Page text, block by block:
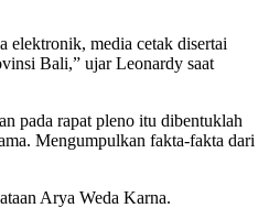
elektronik, media cetak disertai
Bali,” ujar Leonardy saat
pada rapat pleno itu dibentuklah
Mengumpulkan fakta-fakta dari
Arya Weda Karna.